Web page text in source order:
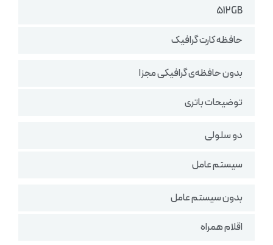
512GB
حافظه کارت گرافیک
بدون حافظه‌ی گرافیکی مجزا
توضیحات باتری
دو سلولی
سیستم عامل
بدون سیستم عامل
اقلام همراه